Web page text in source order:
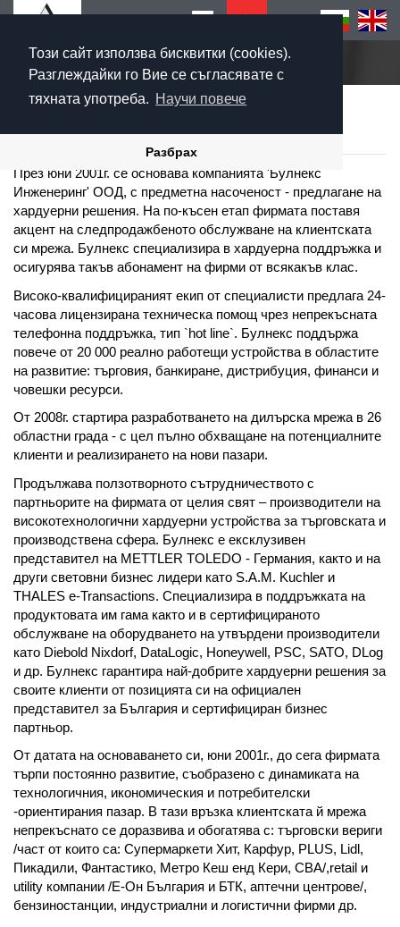
Този сайт използва бисквитки (cookies).
Разглеждайки го Вие се съгласявате с
тяхната употреба. Научи повече
Разбрах
Начало
ЗА БУЛНЕКС
През юни 2001г. се основава компанията 'Булнeкс
Инженеринг' ООД, с предметна насоченост - предлагане на
хардуерни решения. На по-късен етап фирмата поставя
акцент на следпродажбеното обслужване на клиентската
си мрежа. Булнекс специализира в хардуерна поддръжка и
осигурява такъв абонамент на фирми от всякакъв клас.
Високо-квалифицираният екип от специалисти предлага 24-
часова лицензирана техническа помощ чрез непрекъсната
телефонна поддръжка, тип `hot line`. Булнекс поддържа
повече от 20 000 реално работещи устройства в областите
на развитие: търговия, банкиране, дистрибуция, финанси и
човешки ресурси.
От 2008г. стартира разработването на дилърска мрежа в 26
областни града - с цел пълно обхващане на потенциалните
клиенти и реализирането на нови пазари.
Продължава ползотворното сътрудничеството с
партньорите на фирмата от целия свят – производители на
високотехнологични хардуерни устройства за търговската и
производствена сфера. Булнекс е ексклузивен
представител на METTLER TOLEDO - Германия, както и на
други световни бизнес лидери като S.A.M. Kuchler и
THALES e-Transactions. Специализира в поддръжката на
продуктовата им гама както и в сертифицираното
обслужване на оборудването на утвърдени производители
като Diebold Nixdorf, DataLogic, Honeywell, PSC, SATO, DLog
и др. Булнекс гарантира най-добрите хардуерни решения за
своите клиенти от позицията си на официален
представител за България и сертифициран бизнес
партньор.
От датата на основаването си, юни 2001г., до сега фирмата
търпи постоянно развитие, съобразено с динамиката на
технологичния, икономическия и потребителски
-ориентирания пазар. В тази връзка клиентската й мрежа
непрекъснато се доразвива и обогатява с: търговски вериги
/част от които са: Супермаркети Хит, Карфур, PLUS, Lidl,
Пикадили, Фантастико, Метро Кеш енд Кери, СВА/,retail и
utility компании /Е-Oн България и БТК, аптечни центрове/,
бензиностанции, индустриални и логистични фирми др.